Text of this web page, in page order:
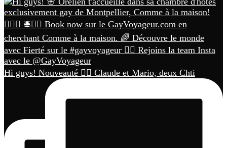
Hi guys! Nouveauté 🏳️‍🌈 Claude et Mario, deux Chti